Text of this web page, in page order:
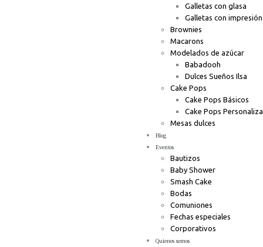
Galletas con glasa
Galletas con
Brownies
Macarons
Modelados de azúcar
Babadooh
Dulces Sueños Ilsa
Cake Pops
Cake Pops Básicos
Cake Pops
Mesas dulces
Blog
Eventos
Bautizos
Baby Shower
Smash Cake
Bodas
Comuniones
Fechas especiales
Corporativos
Quienes somos